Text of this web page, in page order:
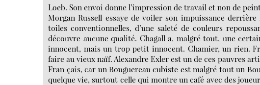
Loeb. Son envoi donne l’impression de travail et non de
Morgan Russell essaye de voiler son impuissance
toiles conventionnelles, d’une saleté de couleurs
découvre aucune qualité. Chagall a, malgré tout, une
innocent, mais un trop petit innocent. Chamier, un rien.
faire au vieux naïf. Alexandre Exler est un de ces pauvres
Fran çais, car un Bouguereau cubiste est malgré tout un
quelque vie, surtout celle qui montre un café avec des